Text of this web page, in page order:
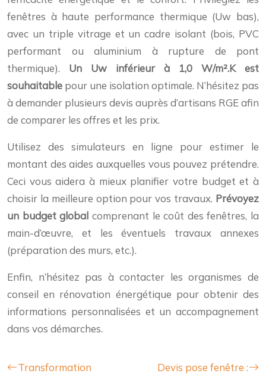
fenêtres à haute performance thermique (Uw bas),
avec un triple vitrage et un cadre isolant (bois, PVC
performant ou aluminium à rupture de pont
thermique). Un Uw inférieur à 1,0 W/m².K est
souhaitable pour une isolation optimale. N’hésitez pas
à demander plusieurs devis auprès d’artisans RGE afin
de comparer les offres et les prix.
Utilisez des simulateurs en ligne pour estimer le
montant des aides auxquelles vous pouvez prétendre.
Ceci vous aidera à mieux planifier votre budget et à
choisir la meilleure option pour vos travaux. Prévoyez
un budget global comprenant le coût des fenêtres, la
main-d’œuvre, et les éventuels travaux annexes
(préparation des murs, etc.).
Enfin, n’hésitez pas à contacter les organismes de
conseil en rénovation énergétique pour obtenir des
informations personnalisées et un accompagnement
dans vos démarches.
Transformation
Devis pose fenêtre :